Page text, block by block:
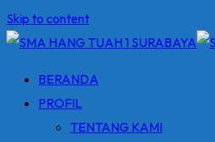
Skip to content
BERANDA
PROFIL
TENTANG KAMI